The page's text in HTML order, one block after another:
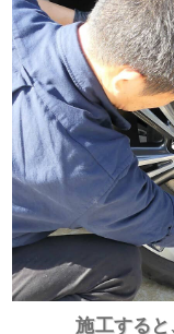
施工する